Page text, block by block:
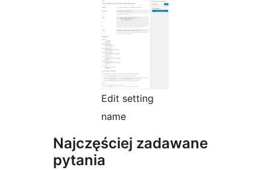
Edit setting
name
Najczęściej zadawane
pytania